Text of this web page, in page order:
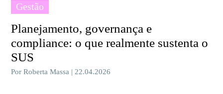
Gestão
Planejamento, governança e
compliance: o que realmente sustenta o
SUS
Por Roberta Massa | 22.04.2026